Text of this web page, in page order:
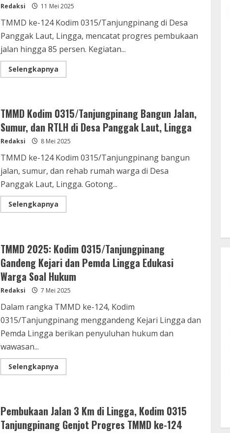
Redaksi 11 Mei 2025
TMMD ke-124 Kodim 0315/Tanjungpinang di Desa
Panggak Laut, Lingga, mencatat progres pembukaan
jalan hingga 85 persen. Kegiatan...
Selengkapnya
TMMD Kodim 0315/Tanjungpinang Bangun Jalan,
Sumur, dan RTLH di Desa Panggak Laut, Lingga
Redaksi 8 Mei 2025
TMMD ke-124 Kodim 0315/Tanjungpinang bangun
jalan, sumur, dan rehab rumah warga di Desa
Panggak Laut, Lingga. Gotong...
Selengkapnya
TMMD 2025: Kodim 0315/Tanjungpinang
Gandeng Kejari dan Pemda Lingga Edukasi
Warga Soal Hukum
Redaksi 7 Mei 2025
Dalam rangka TMMD ke-124, Kodim
0315/Tanjungpinang menggandeng Kejari Lingga dan
Pemda Lingga berikan penyuluhan hukum dan
wawasan...
Selengkapnya
Pembukaan Jalan 3 Km di Lingga, Kodim 0315
Tanjungpinang Genjot Progres TMMD ke-124